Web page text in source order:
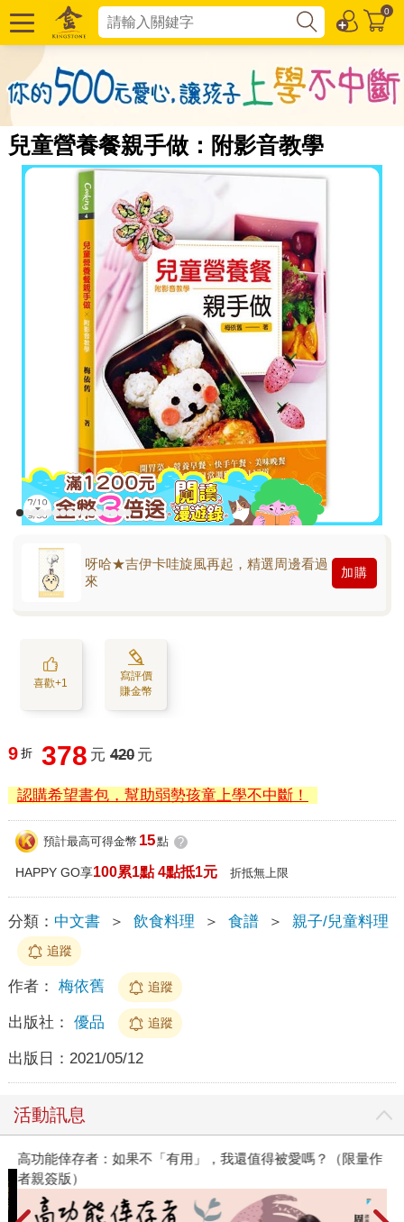
0
兒童營養餐親手做：附影音教學
呀哈★吉伊卡哇旋風再起，精選周邊看過
來
加購
喜歡+1
寫評價
賺金幣
9 折 378 元 420 元
認購希望書包，幫助弱勢孩童上學不中斷！
預計最高可得金幣 15點 ?
HAPPY GO享100累1點 4點抵1元 折抵無上限
分類： 中文書 ＞ 飲食料理 ＞ 食譜 ＞ 親子/兒童料理
追蹤
作者： 梅依舊 追蹤
出版社： 優品 追蹤
出版日： 2021/05/12
活動訊息
高功能倖存者：如果不「有用」，我還值得被愛嗎？（限量作
者親簽版）